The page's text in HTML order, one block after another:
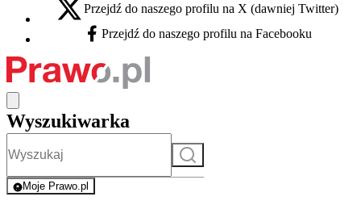
X - otwiera się w nowej karcie
Przejdź do naszego profilu na X (dawniej Twitter)
Facebook - otwiera się w nowej karcie
Przejdź do naszego profilu na Facebooku
Wyszukiwarka
Szukaj
Moje Prawo.pl
- rejestracja i logowanie do serwisu